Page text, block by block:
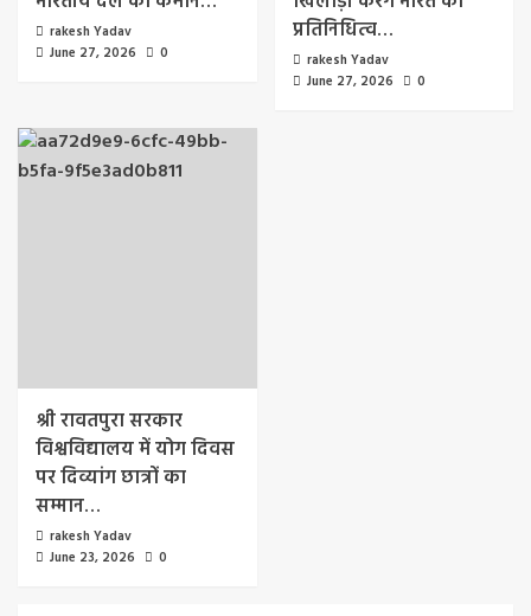
rakesh Yadav
June 27, 2026
0
प्रतिनिधित्व…
rakesh Yadav
June 27, 2026
0
श्री रावतपुरा सरकार
विश्वविद्यालय में योग दिवस
पर दिव्यांग छात्रों का
सम्मान…
rakesh Yadav
June 23, 2026
0